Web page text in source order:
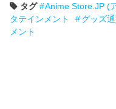
タグ Anime Store.JP (
タテインメント
グッズ
メント